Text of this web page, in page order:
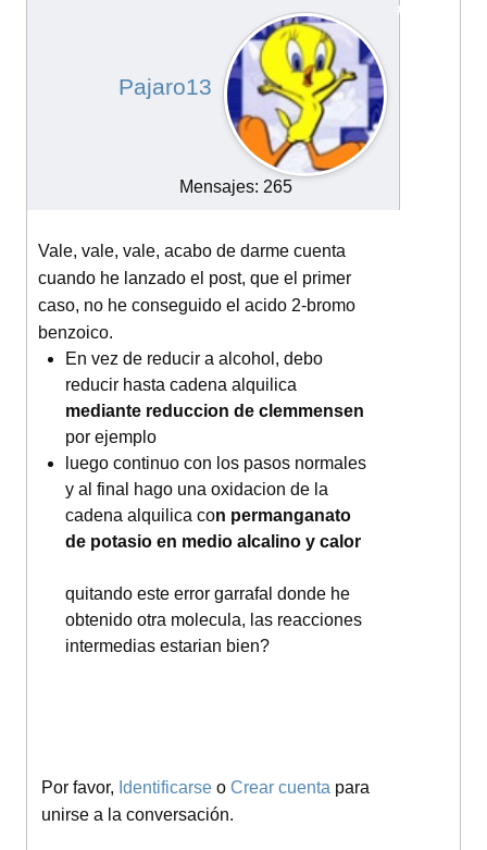
#14023
Pajaro13
Mensajes: 265
Vale, vale, vale, acabo de darme cuenta
cuando he lanzado el post, que el primer
caso, no he conseguido el acido 2-bromo
benzoico.
En vez de reducir a alcohol, debo
reducir hasta cadena alquilica
mediante reduccion de clemmensen
por ejemplo
luego continuo con los pasos normales
y al final hago una oxidacion de la
cadena alquilica con permanganato
de potasio en medio alcalino y calor
quitando este error garrafal donde he
obtenido otra molecula, las reacciones
intermedias estarian bien?
Por favor, Identificarse o Crear cuenta para
unirse a la conversación.